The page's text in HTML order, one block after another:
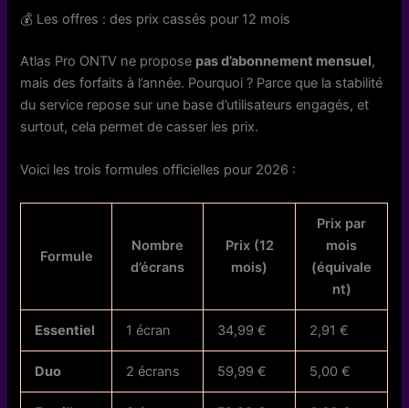
💰 Les offres : des prix cassés pour 12 mois
Atlas Pro ONTV ne propose pas d’abonnement mensuel,
mais des forfaits à l’année. Pourquoi ? Parce que la stabilité
du service repose sur une base d’utilisateurs engagés, et
surtout, cela permet de casser les prix.
Voici les trois formules officielles pour 2026 :
Formule
Nombre
d’écrans
Prix (12
mois)
Prix par
mois
(équivale
nt)
Essentiel 1 écran 34,99 € 2,91 €
Duo 2 écrans 59,99 € 5,00 €